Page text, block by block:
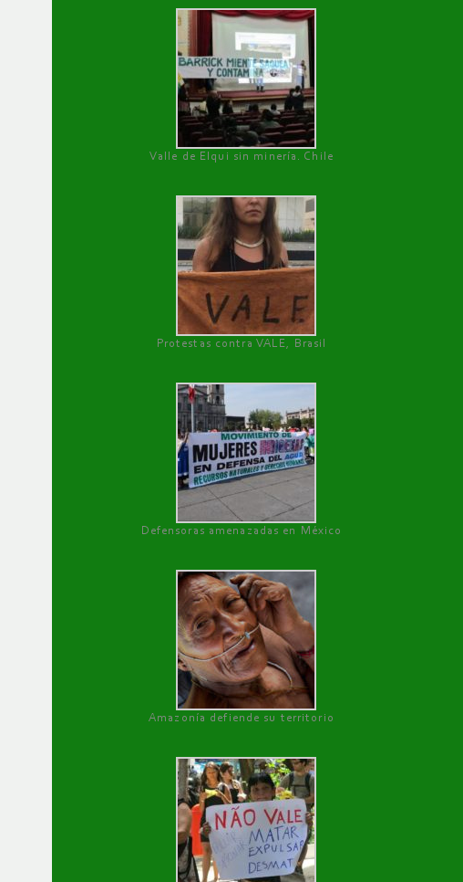
Valle de Elqui sin minería. Chile
Protestas contra VALE, Brasil
Defensoras amenazadas en México
Amazonía defiende su territorio